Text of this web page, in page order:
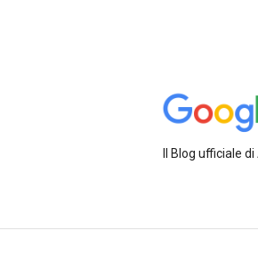
Il Blog ufficiale di